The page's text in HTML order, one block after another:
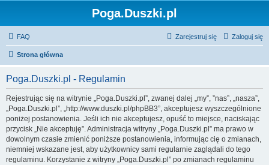
Poga.Duszki.pl
FAQ Zaloguj się
Zarejestruj się
Strona główna
Poga.Duszki.pl - Regulamin
Rejestrując się na witrynie „Poga.Duszki.pl”, zwanej dalej „my”, ”nas”, „nasza”,
„Poga.Duszki.pl”, „http://www.duszki.pl/phpBB3”, akceptujesz wyszczególnione
poniżej postanowienia. Jeśli ich nie akceptujesz, opuść to miejsce, naciskając
przycisk „Nie akceptuję”. Administracja witryny „Poga.Duszki.pl” ma prawo w
dowolnym czasie zmienić poniższe postanowienia, informując cię o zmianach,
niemniej wskazane jest, aby użytkownicy sami regularnie zaglądali do tego
regulaminu. Korzystanie z witryny „Poga.Duszki.pl” po zmianach regulaminu